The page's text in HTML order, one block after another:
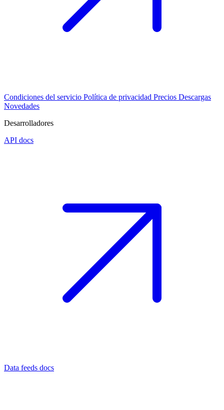
Condiciones del servicio Política de privacidad Precios Descargas
Novedades
Desarrolladores
API docs
Data feeds docs